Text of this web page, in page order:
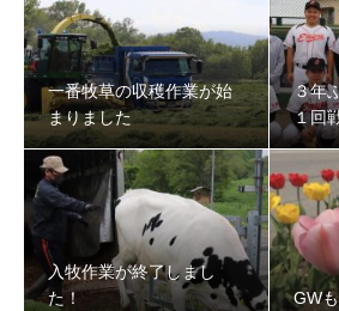
一番牧草の収穫作業が始
まりました
３年
１回
入牧作業が終了しまし
た！
GW